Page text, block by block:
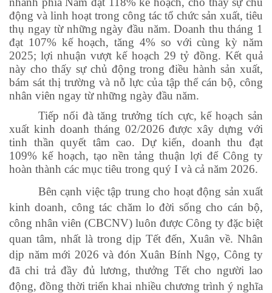
động và linh hoạt trong công tác tổ chức sản xuất, tiêu
thụ ngay từ những ngày đầu năm. Doanh thu tháng 1
đạt 107% kế hoạch, tăng 4% so với cùng kỳ năm
2025; lợi nhuận vượt kế hoạch 29 tỷ đồng. Kết quả
này cho thấy sự chủ động trong điều hành sản xuất,
bám sát thị trường và nỗ lực của tập thể cán bộ, công
nhân viên ngay từ những ngày đầu năm.
Tiếp nối đà tăng trưởng tích cực, kế hoạch sản
xuất kinh doanh tháng 02/2026 được xây dựng với
tinh thần quyết tâm cao. Dự kiến, doanh thu đạt
109% kế hoạch, tạo nền tảng thuận lợi để Công ty
hoàn thành các mục tiêu trong quý I và cả năm 2026.
Bên cạnh việc tập trung cho hoạt động sản xuất
kinh doanh, công tác chăm lo đời sống cho cán bộ,
công nhân viên (CBCNV) luôn được Công ty đặc biệt
quan tâm, nhất là trong dịp Tết đến, Xuân về. Nhân
dịp năm mới 2026 và đón Xuân Bính Ngọ, Công ty
đã chi trả đầy đủ lương, thưởng Tết cho người lao
động, đồng thời triển khai nhiều chương trình ý nghĩa